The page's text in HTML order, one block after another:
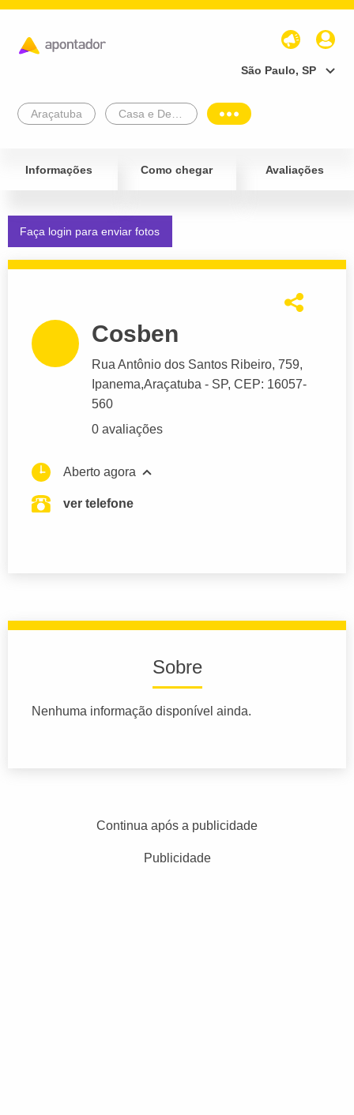
São Paulo, SP
Araçatuba
Informações Como chegar Avaliações
Faça login para enviar fotos
Cosben
Rua Antônio dos Santos Ribeiro, 759,
Ipanema,Araçatuba - SP, CEP: 16057-
560
0 avaliações
Aberto agora
ver telefone
Sobre
Nenhuma informação disponível ainda.
Continua após a publicidade
Publicidade